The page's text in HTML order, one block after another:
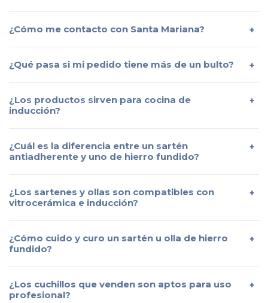
¿Cómo me contacto con Santa Mariana?
¿Qué pasa si mi pedido tiene más de un bulto?
¿Los productos sirven para cocina de
inducción?
¿Cuál es la diferencia entre un sartén
antiadherente y uno de hierro fundido?
¿Los sartenes y ollas son compatibles con
vitrocerámica e inducción?
¿Cómo cuido y curo un sartén u olla de hierro
fundido?
¿Los cuchillos que venden son aptos para uso
profesional?